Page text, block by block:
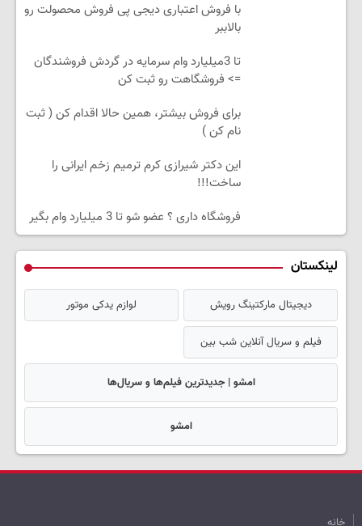
با فروش اعتباری دیجی پی فروش محصولت رو
بالاببر
تا 3میلیارد وام سرمایه در گردش فروشندگان
=> فروشگاهت رو ثبت کن
برای فروش بیشتر، همین حالا اقدام کن ( ثبت
نام کن )
این دکتر شیرازی کرم ترمیم زخم ایرانی را
ساخت!!!
فروشگاه داری ؟ عضو شو تا 3 میلیارد وام بگیر
لینکستان
دیجیتال مارکتینگ رویش لوازم یدکی موتور
فیلم و سریال آنلاین شب بین
امشو | جدیدترین فیلم‌ها و سریال‌ها
امشو